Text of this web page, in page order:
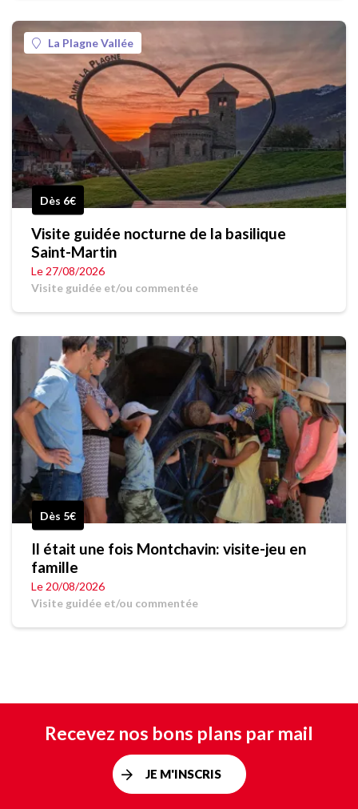
La Plagne Vallée
Dès 6€
Visite guidée nocturne de la basilique
Saint-Martin
Le 27/08/2026
Visite guidée et/ou commentée
Dès 5€
Il était une fois Montchavin: visite-jeu en
famille
Le 20/08/2026
Visite guidée et/ou commentée
Recevez nos bons plans par mail
JE M'INSCRIS